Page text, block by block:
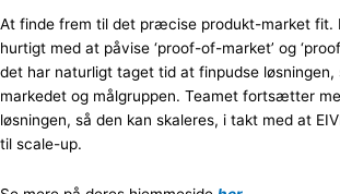
At finde frem til det præcise produkt-market fit.
hurtigt med at påvise ‘proof-of-market’ og
det har naturligt taget tid at finpudse løsningen,
markedet og målgruppen. Teamet fortsætter
løsningen, så den kan skaleres, i takt med at
til scale-up.